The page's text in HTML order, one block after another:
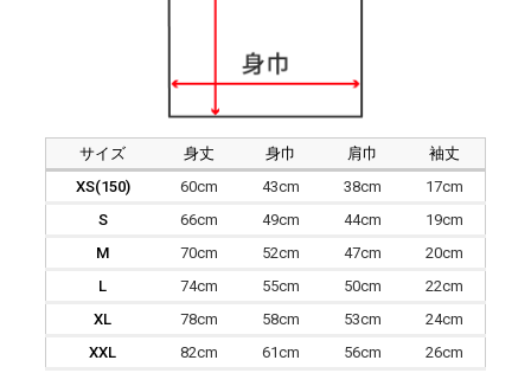
サイズ 身丈 身巾 肩巾
袖丈
XS(150)
60cm 43cm 38cm
17cm
S
66cm 49cm 44cm
19cm
M
70cm 52cm 47cm
20cm
L
74cm 55cm 50cm
22cm
XL
78cm 58cm 53cm
24cm
XXL
82cm 61cm 56cm 26cm